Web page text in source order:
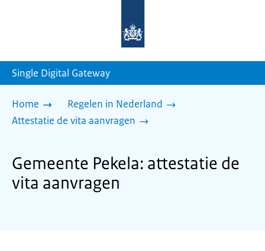
homepage
Single Digital Gateway
Home
Regelen in Nederland
Attestatie de vita aanvragen
Gemeente Pekela: attestatie de
vita aanvragen